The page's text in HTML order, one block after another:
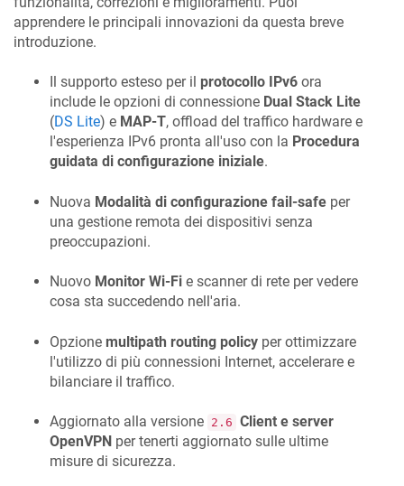
apprendere le principali innovazioni da questa breve
introduzione.
Il supporto esteso per il protocollo IPv6 ora
include le opzioni di connessione Dual Stack Lite
(DS Lite) e MAP-T, offload del traffico hardware e
l'esperienza IPv6 pronta all'uso con la Procedura
guidata di configurazione iniziale.
Nuova Modalità di configurazione fail-safe per
una gestione remota dei dispositivi senza
preoccupazioni.
Nuovo Monitor Wi-Fi e scanner di rete per vedere
cosa sta succedendo nell'aria.
Opzione multipath routing policy per ottimizzare
l'utilizzo di più connessioni Internet, accelerare e
bilanciare il traffico.
Aggiornato alla versione 2.6 Client e server
OpenVPN per tenerti aggiornato sulle ultime
misure di sicurezza.